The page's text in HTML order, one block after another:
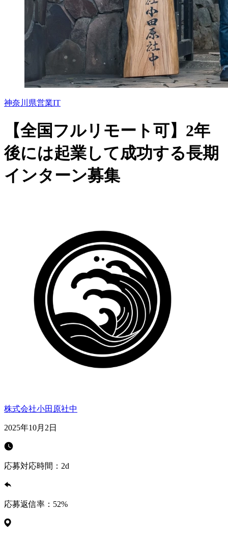
神奈川県営業IT
【全国フルリモート可】2年
後には起業して成功する長期
インターン募集
株式会社小田原社中
2025年10月2日
応募対応時間： 2d
応募返信率： 52%